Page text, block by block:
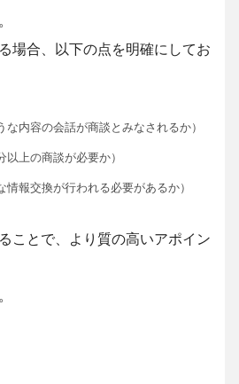
場合、以下の点を明確にしてお
な内容の会話が商談とみなされるか）
以上の商談が必要か）
情報交換が行われる必要があるか）
ことで、より質の高いアポイン